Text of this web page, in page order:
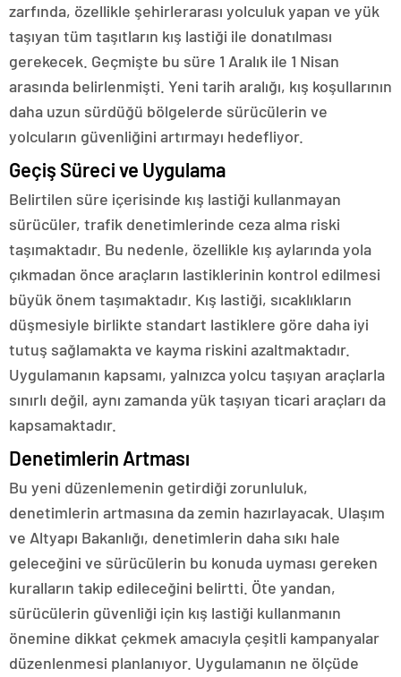
zarfında, özellikle şehirlerarası yolculuk yapan ve yük
taşıyan tüm taşıtların kış lastiği ile donatılması
gerekecek. Geçmişte bu süre 1 Aralık ile 1 Nisan
arasında belirlenmişti. Yeni tarih aralığı, kış koşullarının
daha uzun sürdüğü bölgelerde sürücülerin ve
yolcuların güvenliğini artırmayı hedefliyor.
Geçiş Süreci ve Uygulama
Belirtilen süre içerisinde kış lastiği kullanmayan
sürücüler, trafik denetimlerinde ceza alma riski
taşımaktadır. Bu nedenle, özellikle kış aylarında yola
çıkmadan önce araçların lastiklerinin kontrol edilmesi
büyük önem taşımaktadır. Kış lastiği, sıcaklıkların
düşmesiyle birlikte standart lastiklere göre daha iyi
tutuş sağlamakta ve kayma riskini azaltmaktadır.
Uygulamanın kapsamı, yalnızca yolcu taşıyan araçlarla
sınırlı değil, aynı zamanda yük taşıyan ticari araçları da
kapsamaktadır.
Denetimlerin Artması
Bu yeni düzenlemenin getirdiği zorunluluk,
denetimlerin artmasına da zemin hazırlayacak. Ulaşım
ve Altyapı Bakanlığı, denetimlerin daha sıkı hale
geleceğini ve sürücülerin bu konuda uyması gereken
kuralların takip edileceğini belirtti. Öte yandan,
sürücülerin güvenliği için kış lastiği kullanmanın
önemine dikkat çekmek amacıyla çeşitli kampanyalar
düzenlenmesi planlanıyor. Uygulamanın ne ölçüde